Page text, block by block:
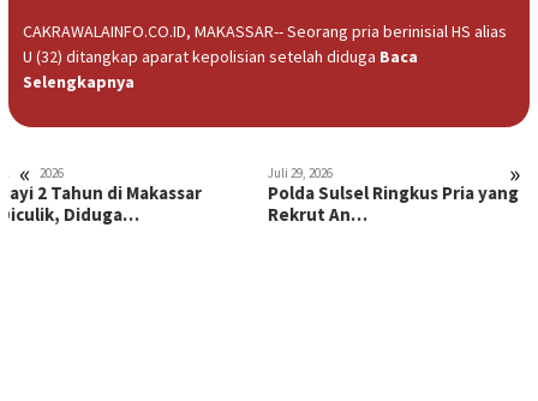
CAKRAWALAINFO.CO.ID, MAKASSAR-- Seorang pria berinisial HS alias
U (32) ditangkap aparat kepolisian setelah diduga Baca
Selengkapnya
« »
Juli 29, 2026
Polda Sulsel Ringkus Pria yang
Rekrut An…
Juli 26, 2026
Pria Lansia di Gowa Ditangkap
Polisi kar…